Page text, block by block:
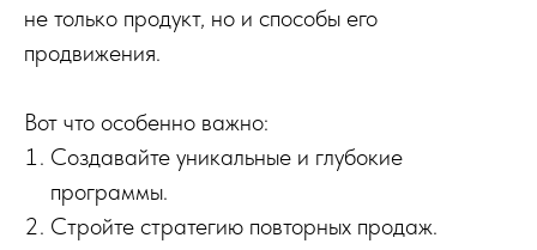
не только продукт, но и способы его
продвижения.
Вот что особенно важно:
Создавайте уникальные и глубокие
программы.
Стройте стратегию повторных продаж.